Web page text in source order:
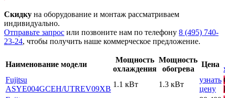
Скидку на оборудование и монтаж рассматриваем
индивидуально.
Отправьте запрос или позвоните нам по телефону 8 (495) 740-
23-24, чтобы получить наше коммерческое предложение.
Наименование модели
Мощность
охлаждения
Мощность
обогрева
Цена
Fujitsu
ASYE004GCEH/UTREV09XB
1.1 кВт 1.3 кВт
узнать
цену